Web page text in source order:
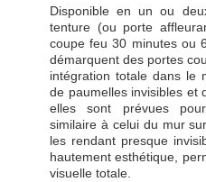
Disponible en un ou
tenture (ou porte
coupe feu 30 minutes ou
démarquent des portes
intégration totale dans le
de paumelles invisibles et
elles sont prévues
similaire à celui du mur
les rendant presque
hautement esthétique,
visuelle totale.